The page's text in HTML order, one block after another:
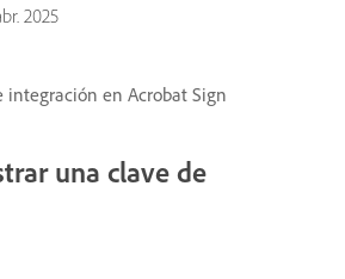
2025
integración en Acrobat Sign
una clave de